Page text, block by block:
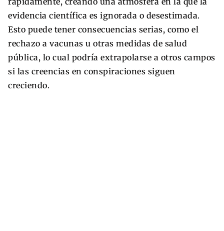
evidencia científica es ignorada o desestimada.
Esto puede tener consecuencias serias, como el
rechazo a vacunas u otras medidas de salud
pública, lo cual podría extrapolarse a otros campos
si las creencias en conspiraciones siguen
creciendo.